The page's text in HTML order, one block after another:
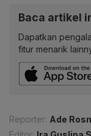
Baca artikel
Dapatkan
fitur menarik
Reporter: Ade